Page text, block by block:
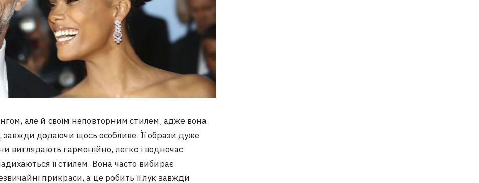
але й своїм неповторним стилем, адже вона
завжди додаючи щось особливе. Її образи дуже
виглядають гармонійно, легко і водночас
її стилем. Вона часто вибирає
прикраси, а це робить її лук завжди